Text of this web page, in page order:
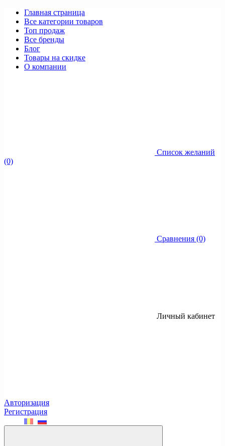
Главная страница
Все категории товаров
Топ продаж
Все бренды
Блог
Товары на скидке
О компании
Список желаний
(0)
Сравнения (0)
Личный кабинет
Авторизация
Регистрация